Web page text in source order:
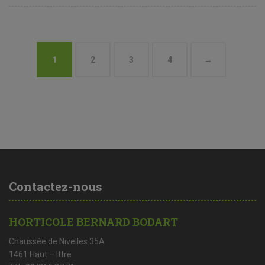
1 2 3 4 →
Contactez-nous
HORTICOLE BERNARD BODART
Chaussée de Nivelles 35A
1461 Haut – Ittre